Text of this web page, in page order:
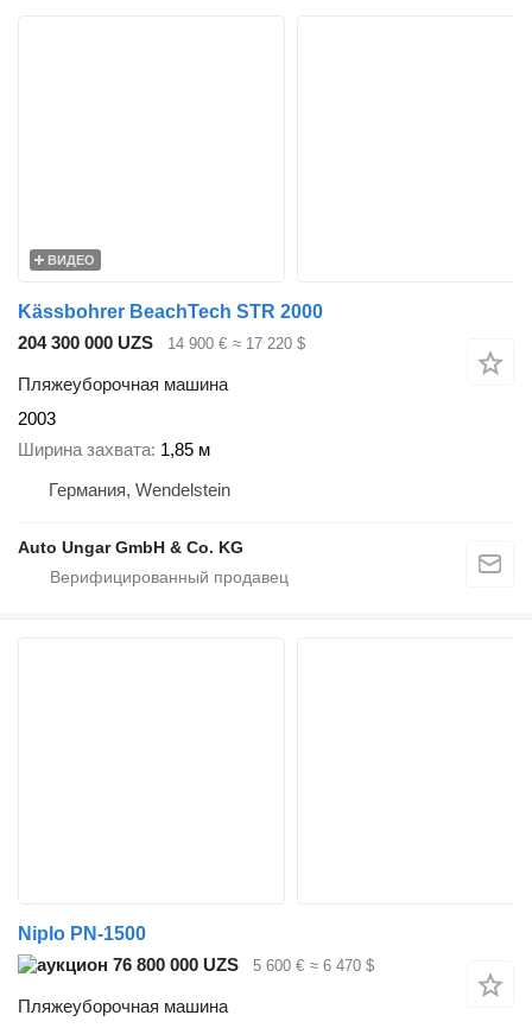
ВИДЕО
Kässbohrer BeachTech STR 2000
204 300 000 UZS
14 900 € ≈ 17 220 $
Пляжеуборочная машина
2003
Ширина захвата 1,85 м
Германия, Wendelstein
Auto Ungar GmbH & Co. KG
Niplo PN-1500
76 800 000 UZS
5 600 € ≈ 6 470 $
Пляжеуборочная машина